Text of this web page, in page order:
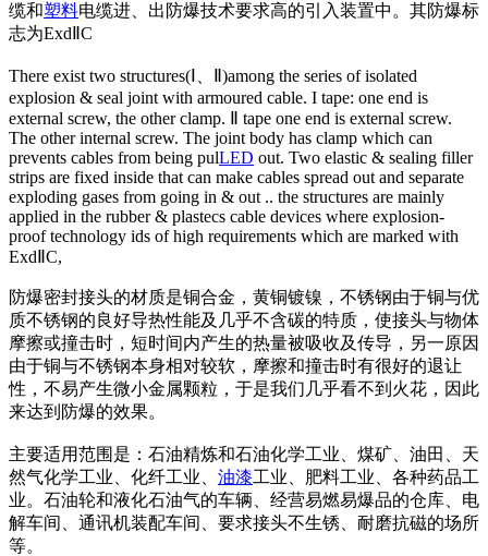
缆和塑料电缆进、出防爆技术要求高的引入装置中。其防爆标
志为ExdⅡC
There exist two structures(Ⅰ、Ⅱ)among the series of isolated
explosion & seal joint with armoured cable. I tape: one end is
external screw, the other clamp. Ⅱ tape one end is external screw.
The other internal screw. The joint body has clamp which can
prevents cables from being pulLED out. Two elastic & sealing filler
strips are fixed inside that can make cables spread out and separate
exploding gases from going in & out .. the structures are mainly
applied in the rubber & plastecs cable devices where explosion-
proof technology ids of high requirements which are marked with
ExdⅡC,
防爆密封接头的材质是铜合金，黄铜镀镍，不锈钢由于铜与优
质不锈钢的良好导热性能及几乎不含碳的特质，使接头与物体
摩擦或撞击时，短时间内产生的热量被吸收及传导，另一原因
由于铜与不锈钢本身相对较软，摩擦和撞击时有很好的退让
性，不易产生微小金属颗粒，于是我们几乎看不到火花，因此
来达到防爆的效果。
主要适用范围是：石油精炼和石油化学工业、煤矿、油田、天
然气化学工业、化纤工业、 油漆工业、肥料工业、各种药品工
业。石油轮和液化石油气的车辆、经营易燃易爆品的仓库、电
解车间、通讯机装配车间、要求接头不生锈、耐磨抗磁的场所
等。